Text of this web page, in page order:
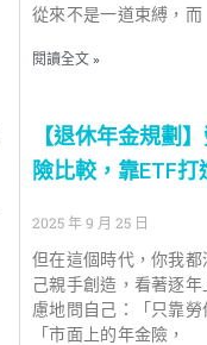
從來不是一道束縛，而
閱讀全文 »
【退休年金規劃
險比較，靠ETF打
2025 年 9 月 25 日
但在這個時代，你我
己親手創造，看著逐
慮地問自己：「只靠勞
「市面上的年金險，